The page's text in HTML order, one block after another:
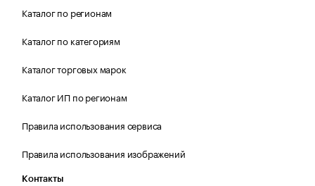
Каталог по регионам
Каталог по категориям
Каталог торговых марок
Каталог ИП по регионам
Правила использования сервиса
Правила использования изображений
Контакты